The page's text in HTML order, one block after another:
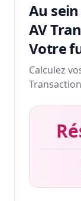
Au
AV
Votre
Calculez